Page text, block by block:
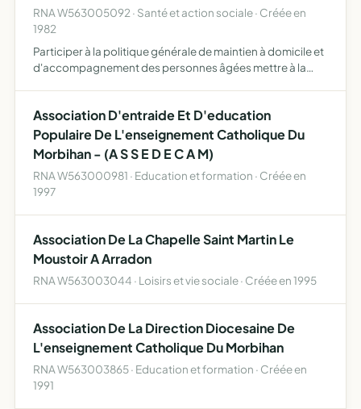
RNA W563005092 · Santé et action sociale · Créée en
1982
Participer à la politique générale de maintien à domicile et
d'accompagnement des personnes âgées mettre à la
léga…
Association D'entraide Et D'education
Populaire De L'enseignement Catholique Du
Morbihan - (A S S E D E C A M)
RNA W563000981 · Education et formation · Créée en
1997
Association De La Chapelle Saint Martin Le
Moustoir A Arradon
RNA W563003044 · Loisirs et vie sociale · Créée en 1995
Association De La Direction Diocesaine De
L'enseignement Catholique Du Morbihan
RNA W563003865 · Education et formation · Créée en
1991